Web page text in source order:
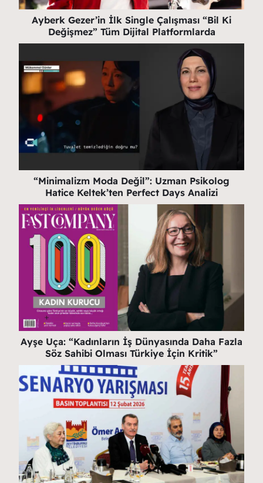
Ayberk Gezer’in İlk Single Çalışması “Bil Ki
Değişmez” Tüm Dijital Platformlarda
“Minimalizm Moda Değil”: Uzman Psikolog
Hatice Keltek’ten Perfect Days Analizi
Ayşe Uça: “Kadınların İş Dünyasında Daha Fazla
Söz Sahibi Olması Türkiye İçin Kritik”